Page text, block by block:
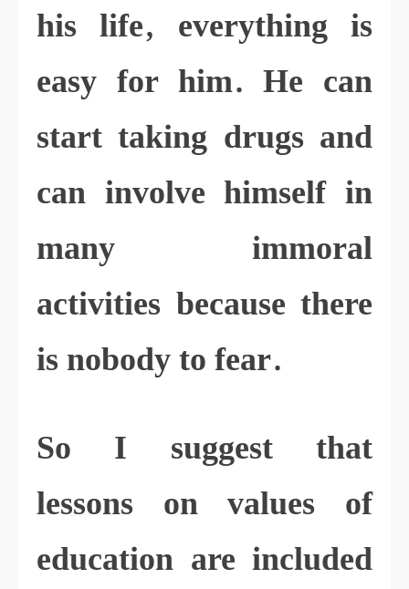
his life, everything is
easy for him. He can
start taking drugs and
can involve himself in
many immoral
activities because there
is nobody to fear.
So I suggest that
lessons on values of
education are included